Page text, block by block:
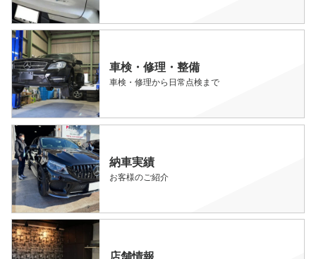
車検・修理・整備
車検・修理から日常点検まで
納車実績
お客様のご紹介